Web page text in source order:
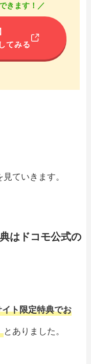
きます！／
てみる
ていきます。
はドコモ公式の
イト限定特典でお
とありました。